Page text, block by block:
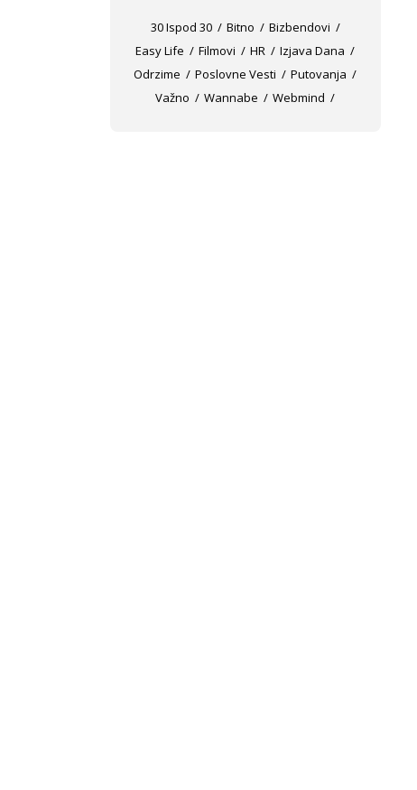
30 Ispod 30 Bitno
Bizbendovi
Easy Life
Filmovi HR
Izjava Dana
Odrzime
Poslovne Vesti
Putovanja
Važno
Wannabe Webmind